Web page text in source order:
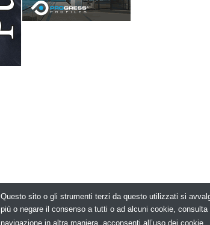
© Copyright 2026.
Questo sito o gli strumenti terzi da questo utilizzati si
più o negare il consenso a tutti o ad alcuni cookie,
navigazione in altra maniera, acconsenti all’uso dei cookie.